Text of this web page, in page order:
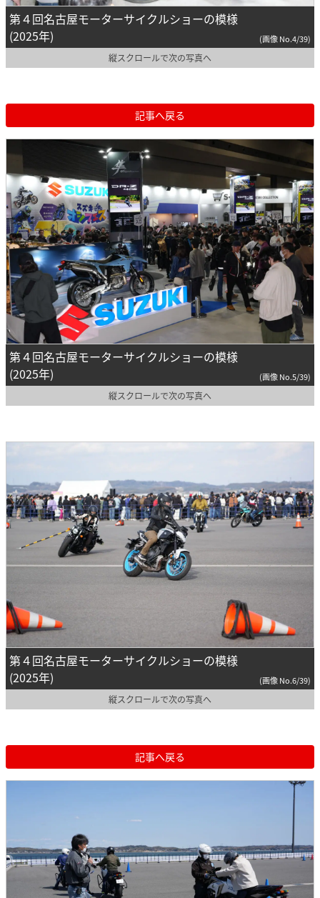
第４回名古屋モーターサイクルショーの模様
(2025年)
(画像 No.4/39)
縦スクロールで次の写真へ
記事へ戻る
第４回名古屋モーターサイクルショーの模様
(2025年)
(画像 No.5/39)
縦スクロールで次の写真へ
第４回名古屋モーターサイクルショーの模様
(2025年)
(画像 No.6/39)
縦スクロールで次の写真へ
記事へ戻る